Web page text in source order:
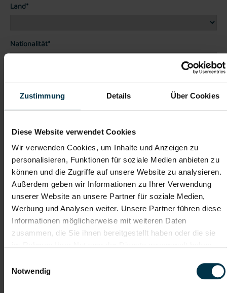
Zustimmung Details Über Cookies
Diese Website verwendet Cookies
Wir verwenden Cookies, um Inhalte und Anzeigen zu
personalisieren, Funktionen für soziale Medien anbieten zu
können und die Zugriffe auf unsere Website zu analysieren.
Außerdem geben wir Informationen zu Ihrer Verwendung
unserer Website an unsere Partner für soziale Medien,
Werbung und Analysen weiter. Unsere Partner führen diese
Informationen möglicherweise mit weiteren Daten
zusammen, die Sie ihnen bereitgestellt haben oder die sie
Notwendig
Land*
Nationalität*
Telefon*
Lebenslauf
Bewerbungsschreiben
Empfehlungschreiben / Zeugnisse
Datei 4